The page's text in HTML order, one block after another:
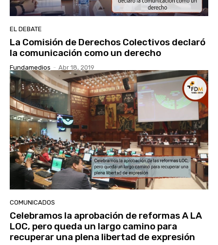
EL DEBATE
La Comisión de Derechos Colectivos declaró
la comunicación como un derecho
Fundamedios - Abr 18, 2019
COMUNICADOS
Celebramos la aprobación de reformas A LA
LOC, pero queda un largo camino para
recuperar una plena libertad de expresión